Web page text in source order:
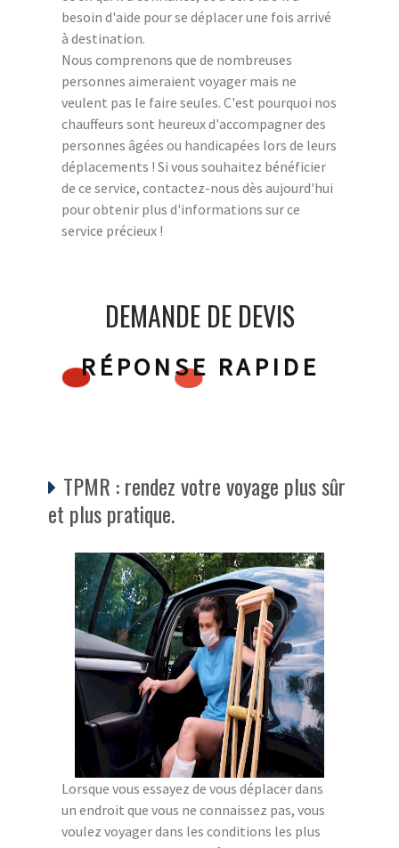
besoin d'aide pour se déplacer une fois arrivé
à destination.
Nous comprenons que de nombreuses
personnes aimeraient voyager mais ne
veulent pas le faire seules. C'est pourquoi nos
chauffeurs sont heureux d'accompagner des
personnes âgées ou handicapées lors de leurs
déplacements ! Si vous souhaitez bénéficier
de ce service, contactez-nous dès aujourd'hui
pour obtenir plus d'informations sur ce
service précieux !
DEMANDE DE DEVIS
RÉPONSE RAPIDE
TPMR : rendez votre voyage plus sûr
et plus pratique.
Lorsque vous essayez de vous déplacer dans
un endroit que vous ne connaissez pas, vous
voulez voyager dans les conditions les plus